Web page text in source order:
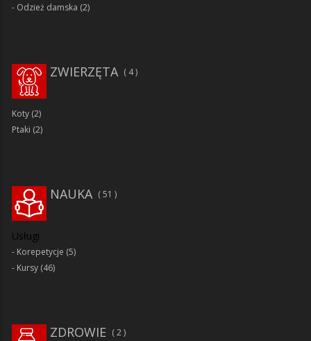
Odzież damska (2)
ZWIERZĘTA 4
Koty (2)
Ptaki (2)
51
NAUKA
Usługi
Korepetycje (5)
Kursy (46)
ZDROWIE 2